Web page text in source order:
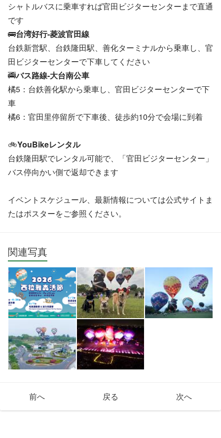
シャトルバスに乗車すれば官田ビジターセンターまで直通
です
🚌台湾好行-菱波官田線
台鉄新営駅、台鉄隆田駅、善化ターミナルから乗車し、官
田ビジターセンターで下車してください
🚎バス路線-大台南公車
橘5：台鉄善化駅から乗車し、官田ビジターセンターで下
車
橘6：官田里停留所で下車後、徒歩約10分で会場に到着
🚲YouBikeレンタル
台鉄隆田駅でレンタル可能で、「官田ビジターセンター」
バス停向かい側で返却できます
イベントスケジュール、最新情報については公式サイトま
たはポスターをご参照ください。
関連写真
前へ 戻る 次へ